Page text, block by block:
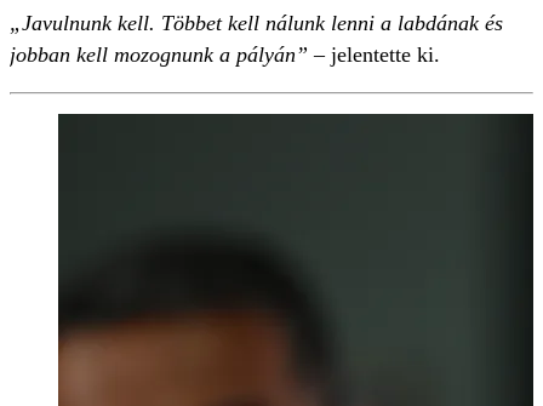
„Javulnunk kell. Többet kell nálunk lenni a labdának és
jobban kell mozognunk a pályán”– jelentette ki.